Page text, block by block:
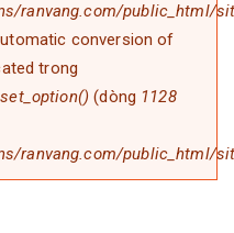
ranvang.com/public_html/
conversion of
trong
(dòng 1128
ranvang.com/public_html/